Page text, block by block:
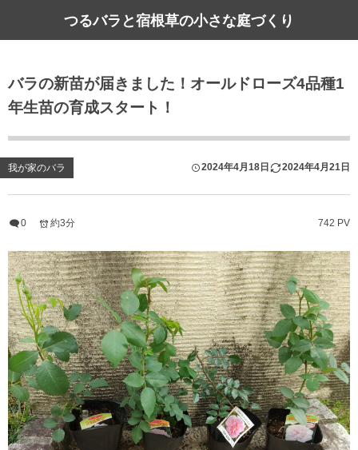
つるバラと宿根草の小さな庭づくり
バラの新苗が届きました！オールドローズ4品種1
年生苗の育成スタート！
我が家のバラ 2024年4月18日 2024年4月21日
0 742 PV
約3分